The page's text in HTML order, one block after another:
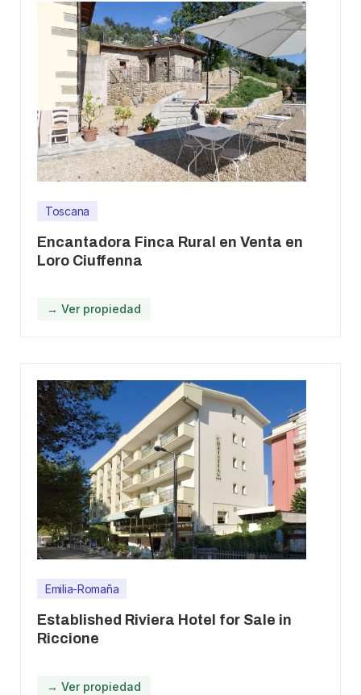
Toscana
Encantadora Finca Rural en Venta en
Loro Ciuffenna
→ Ver propiedad
Emilia-Romaña
Established Riviera Hotel for Sale in
Riccione
→ Ver propiedad